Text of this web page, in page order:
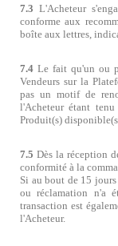
7.3 L'Acheteur
conforme aux
boîte aux lettres,
7.4 Le fait qu'un ou
Vendeurs sur la
pas un motif de
l'Acheteur étant
Produit(s)
7.5 Dès la réception
conformité à la
Si au bout de 15
ou réclamation n'a
transaction est
l'Acheteur.